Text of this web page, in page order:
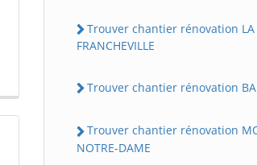
Trouver chantier rénovation LA
FRANCHEVILLE
Trouver chantier rénovation
Trouver chantier rénovation
NOTRE-DAME